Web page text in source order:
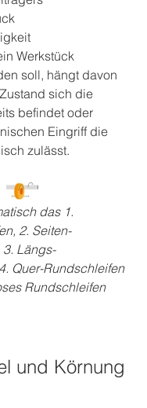
Werkstück
soll, hängt davon
sich die
befindet oder
Eingriff die
zulässt.
das 1.
2. Seiten-
Längs-
Quer-Rundschleifen
Rundschleifen
und Körnung